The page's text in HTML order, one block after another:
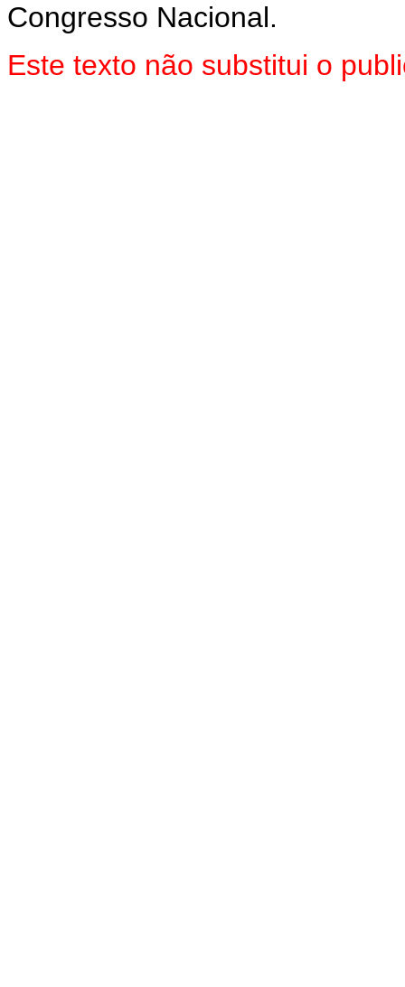
Congresso Nacional.
Este texto não substitui o